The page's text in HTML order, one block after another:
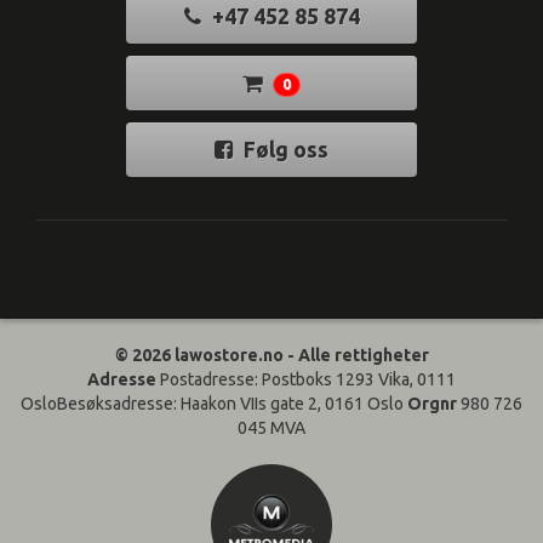
+47 452 85 874
0
Følg oss
© 2026 lawostore.no - Alle rettigheter
Adresse Postadresse: Postboks 1293 Vika, 0111
OsloBesøksadresse: Haakon VIIs gate 2, 0161 Oslo Orgnr980 726
045 MVA